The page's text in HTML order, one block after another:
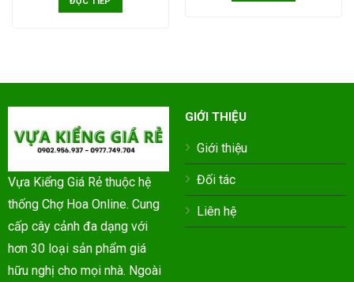
Vựa Kiểng Giá Rẻ thuộc hệ
thống Chợ Hoa Online. Cung
cấp cây cảnh đa dạng với
hơn 30 loại sản phẩm giá
hữu nghị cho mọi nhà. Ngoài
GIỚI THIỆU
Giới thiệu
Đối tác
Liên hệ